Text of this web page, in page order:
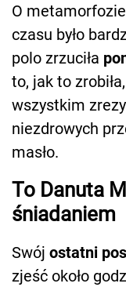
O
czasu było
polo zrzuciła
to, jak to
wszystkim
niezdrowych
masło.
To Danuta
śniadaniem
Swój ostatni
zjeść około